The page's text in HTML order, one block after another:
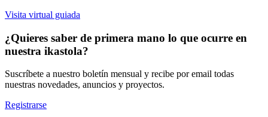
Visita virtual guiada
¿Quieres saber de primera mano lo que ocurre en
nuestra ikastola?
Suscríbete a nuestro boletín mensual y recibe por email todas
nuestras novedades, anuncios y proyectos.
Registrarse